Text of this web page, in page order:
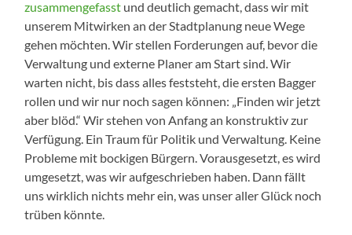
zusammengefasst und deutlich gemacht, dass wir mit
unserem Mitwirken an der Stadtplanung neue Wege
gehen möchten. Wir stellen Forderungen auf, bevor die
Verwaltung und externe Planer am Start sind. Wir
warten nicht, bis dass alles feststeht, die ersten Bagger
rollen und wir nur noch sagen können: „Finden wir jetzt
aber blöd.“ Wir stehen von Anfang an konstruktiv zur
Verfügung. Ein Traum für Politik und Verwaltung. Keine
Probleme mit bockigen Bürgern. Vorausgesetzt, es wird
umgesetzt, was wir aufgeschrieben haben. Dann fällt
uns wirklich nichts mehr ein, was unser aller Glück noch
trüben könnte.